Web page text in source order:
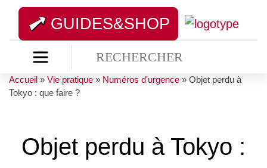
GUIDES&SHOP
Accueil » Vie pratique » Numéros d'urgence » Objet perdu à
Tokyo : que faire ?
Objet perdu à Tokyo :